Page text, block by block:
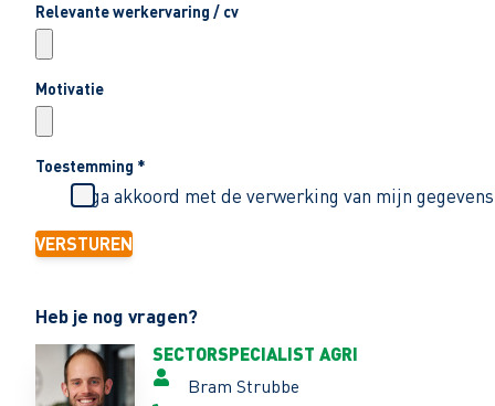
Relevante werkervaring / cv
Motivatie
Toestemming *
Ik ga akkoord met de verwerking van mijn
VERSTUREN
Heb je nog vragen?
SECTORSPECIALIST AGRI
Bram Strubbe